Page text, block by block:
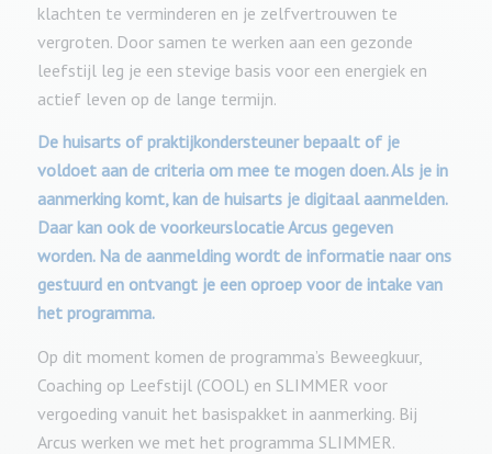
klachten te verminderen en je zelfvertrouwen te
vergroten. Door samen te werken aan een gezonde
leefstijl leg je een stevige basis voor een energiek en
actief leven op de lange termijn.
De huisarts of praktijkondersteuner bepaalt of je
voldoet aan de criteria om mee te mogen doen. Als je in
aanmerking komt, kan de huisarts je digitaal aanmelden.
Daar kan ook de voorkeurslocatie Arcus gegeven
worden. Na de aanmelding wordt de informatie naar ons
gestuurd en ontvangt je een oproep voor de intake van
het programma.
Op dit moment komen de programma’s Beweegkuur,
Coaching op Leefstijl (COOL) en SLIMMER voor
vergoeding vanuit het basispakket in aanmerking. Bij
Arcus werken we met het programma SLIMMER.